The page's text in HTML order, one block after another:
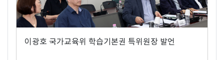
이광호 국가교육위 학습기본권 특위원장 발언